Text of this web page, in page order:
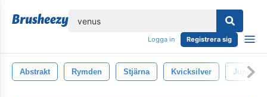
Logga in Registrera sig
Abstrakt Rymden Stjärna Kvicksilver Jupiter